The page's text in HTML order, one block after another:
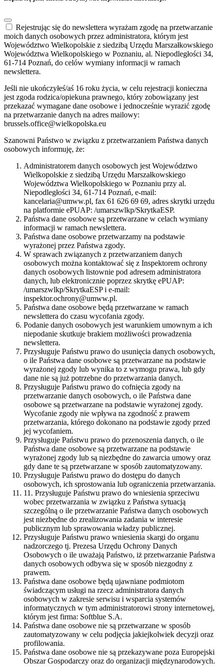
Rejestrując się do newslettera wyrażam zgodę na przetwarzanie
moich danych osobowych przez administratora, którym jest
Województwo Wielkopolskie z siedzibą Urzędu Marszałkowskiego
Województwa Wielkopolskiego w Poznaniu, al. Niepodległości 34,
61-714 Poznań, do celów wymiany informacji w ramach
newslettera.
Jeśli nie ukończyłeś/aś 16 roku życia, w celu rejestracji konieczna
jest zgoda rodzica/opiekuna prawnego, który zobowiązany jest
przekazać wymagane dane osobowe i jednocześnie wyrazić zgodę
na przetwarzanie danych na adres mailowy:
brussels.office@wielkopolska.eu
Szanowni Państwo w związku z przetwarzaniem Państwa danych
osobowych informuję, że:
Administratorem danych osobowych jest Województwo
Wielkopolskie z siedzibą Urzędu Marszałkowskiego
Województwa Wielkopolskiego w Poznaniu przy al.
Niepodległości 34, 61-714 Poznań, e-mail:
kancelaria@umww.pl, fax 61 626 69 69, adres skrytki urzędu
na platformie ePUAP: /umarszwlkp/SkrytkaESP.
Państwa dane osobowe są przetwarzane w celach wymiany
informacji w ramach newslettera.
Państwa dane osobowe przetwarzamy na podstawie
wyrażonej przez Państwa zgody.
W sprawach związanych z przetwarzaniem danych
osobowych można kontaktować się z Inspektorem ochrony
danych osobowych listownie pod adresem administratora
danych, lub elektronicznie poprzez skrytkę ePUAP:
/umarszwlkp/SkrytkaESP i e-mail:
inspektor.ochrony@umww.pl.
Państwa dane osobowe będą przetwarzane w ramach
newslettera do czasu wycofania zgody.
Podanie danych osobowych jest warunkiem umownym a ich
niepodanie skutkuje brakiem możliwości prowadzenia
newslettera.
Przysługuje Państwu prawo do usunięcia danych osobowych,
o ile Państwa dane osobowe są przetwarzane na podstawie
wyrażonej zgody lub wynika to z wymogu prawa, lub gdy
dane nie są już potrzebne do przetwarzania danych.
Przysługuje Państwu prawo do cofnięcia zgody na
przetwarzanie danych osobowych, o ile Państwa dane
osobowe są przetwarzane na podstawie wyrażonej zgody.
Wycofanie zgody nie wpływa na zgodność z prawem
przetwarzania, którego dokonano na podstawie zgody przed
jej wycofaniem.
Przysługuje Państwu prawo do przenoszenia danych, o ile
Państwa dane osobowe są przetwarzane na podstawie
wyrażonej zgody lub są niezbędne do zawarcia umowy oraz
gdy dane te są przetwarzane w sposób zautomatyzowany.
Przysługuje Państwu prawo do dostępu do danych
osobowych, ich sprostowania lub ograniczenia przetwarzania.
11. Przysługuje Państwu prawo do wniesienia sprzeciwu
wobec przetwarzania w związku z Państwa sytuacją
szczególną o ile przetwarzanie Państwa danych osobowych
jest niezbędne do zrealizowania zadania w interesie
publicznym lub sprawowania władzy publicznej.
Przysługuje Państwu prawo wniesienia skargi do organu
nadzorczego tj. Prezesa Urzędu Ochrony Danych
Osobowych o ile uważają Państwo, iż przetwarzanie Państwa
danych osobowych odbywa się w sposób niezgodny z
prawem.
Państwa dane osobowe będą ujawniane podmiotom
świadczącym usługi na rzecz administratora danych
osobowych w zakresie serwisu i wsparcia systemów
informatycznych w tym administratorowi strony internetowej,
którym jest firma: Softblue S.A.
Państwa dane osobowe nie są przetwarzane w sposób
zautomatyzowany w celu podjęcia jakiejkolwiek decyzji oraz
profilowania.
Państwa dane osobowe nie są przekazywane poza Europejski
Obszar Gospodarczy oraz do organizacji międzynarodowych.